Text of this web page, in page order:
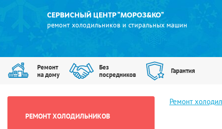
СЕРВИСНЫЙ ЦЕНТР "МОРОЗ&КО"
ремонт холодильников и стиральных машин
Ремонт
на дому
Без
посредников
Гарантия
РЕМОНТ ХОЛОДИЛЬНИКОВ
Ремонт